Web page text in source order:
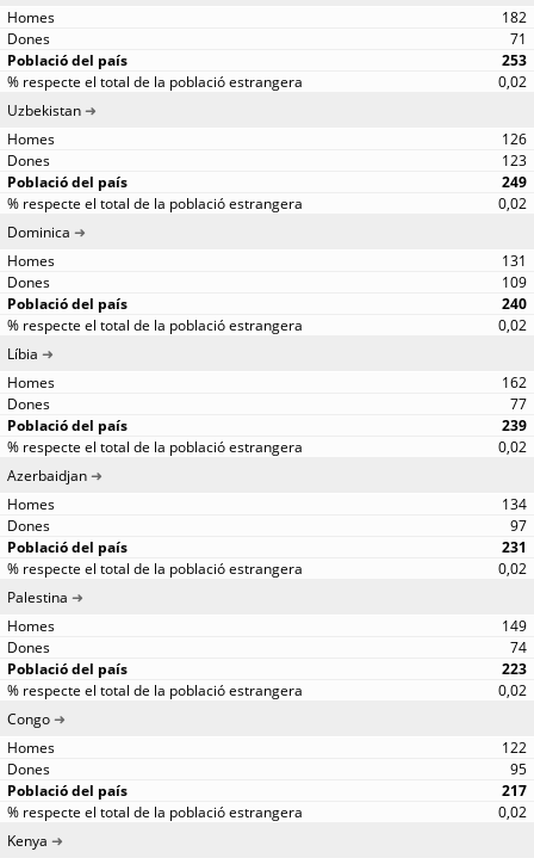
182
71
253
0,02
Uzbekistan
126
123
249
0,02
Dominica
131
109
240
0,02
Líbia
162
77
239
0,02
Azerbaidjan
134
97
231
0,02
Palestina
149
74
223
0,02
Congo
122
95
217
0,02
Kenya